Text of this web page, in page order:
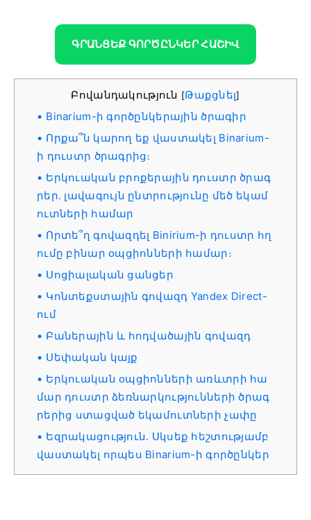
ԳՐԱՆՑԵՔ ԳՈՐԾԸՆԿԵՐ ՀԱՇԻՎ
Բովանդակություն [Թաքցնել]
Binarium-ի գործընկերային ծրագիր
Որքա՞ն կարող եք վաստակել Binarium-
ի դուստր ծրագրից։
Երկուական բրոքերային դուստր ծրագ
րեր. լավագույն ընտրությունը մեծ եկամ
ուտների համար
Որտե՞ղ գովազդել Binirium-ի դուստր հղ
ումը բինար օպցիոնների համար։
Սոցիալական ցանցեր
Կոնտեքստային գովազդ Yandex Direct-
ում
Բաներային և հոդվածային գովազդ
Սեփական կայք
Երկուական օպցիոնների առևտրի հա
մար դուստր ձեռնարկությունների ծրագ
րերից ստացված եկամուտների չափը
Եզրակացություն. Սկսեք հեշտությամբ
վաստակել որպես Binarium-ի գործընկեր